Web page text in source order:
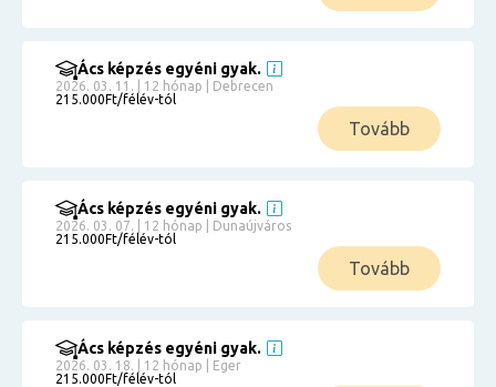
Ács képzés egyéni gyak.
2026. 03. 11. | 12 hónap | Debrecen
215.000Ft/félév-tól
Tovább
Ács képzés egyéni gyak.
2026. 03. 07. | 12 hónap | Dunaújváros
215.000Ft/félév-tól
Tovább
Ács képzés egyéni gyak.
2026. 03. 18. | 12 hónap | Eger
215.000Ft/félév-tól